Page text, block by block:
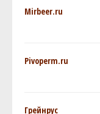
Mirbeer.ru
Pivoperm.ru
Грейнрус